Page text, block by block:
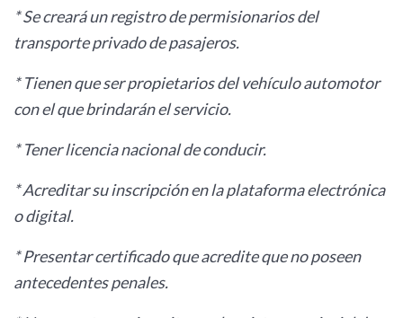
* Se creará un registro de permisionarios del
transporte privado de pasajeros.
* Tienen que ser propietarios del vehículo automotor
con el que brindarán el servicio.
* Tener licencia nacional de conducir.
* Acreditar su inscripción en la plataforma electrónica
o digital.
* Presentar certificado que acredite que no poseen
antecedentes penales.